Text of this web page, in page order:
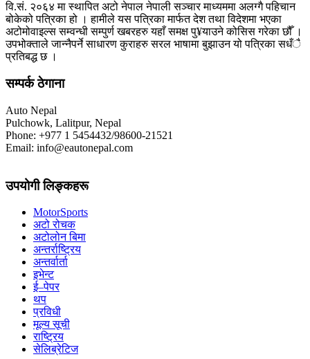
वि.सं. २०६४ मा स्थापित अटो नेपाल नेपाली सञ्चार माध्यममा अलग्गै पहिचान
बोकेको पत्रिका हो । हामीले यस पत्रिका मार्फत देश तथा विदेशमा भएका
अटोमोवाइल्स सम्वन्धी सम्पुर्ण खबरहरु यहाँ समक्ष पु¥याउने कोसिस गरेका छौँ ।
उपभोक्ताले जान्नैपर्ने साधारण कुराहरु सरल भाषामा बुझाउन यो पत्रिका सधँै
प्रतिबद्ध छ ।
सम्पर्क ठेगाना
Auto Nepal
Pulchowk, Lalitpur, Nepal
Phone: +977 1 5454432/98600-21521
Email: info@eautonepal.com
उपयोगी लिङ्कहरू
MotorSports
अटो रोचक
अटोलोन बिमा
अन्तर्राष्ट्रिय
अन्तर्वार्ता
इभेन्ट
ई–पेपर
थप
प्रविधी
मूल्य सूची
राष्ट्रिय
सेलिब्रेटिज